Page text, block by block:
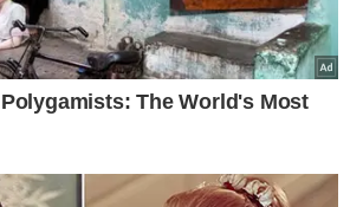
EDUARDO BOLSONARO
COMENTÁRIOS